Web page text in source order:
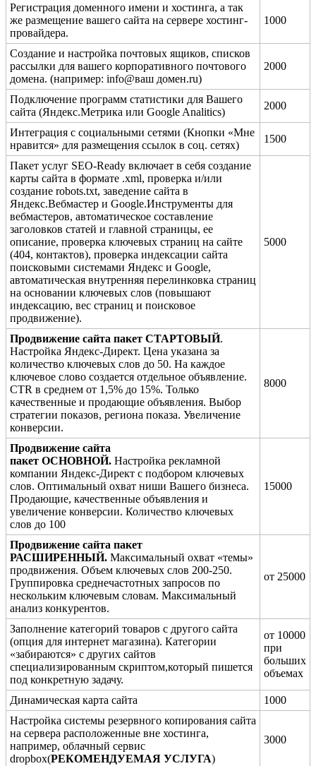
Регистрация доменного имени и хостинга, а так
же размещение вашего сайта на сервере хостинг-
провайдера.
1000
Создание и настройка почтовых ящиков, списков
рассылки для вашего корпоративного почтового
домена. (например: info@ваш домен.ru)
2000
Подключение программ статистики для Вашего
сайта (Яндекс.Метрика или Google Analitics)
2000
Интеграция с социальными сетями (Кнопки «Мне
нравится» для размещения ссылок в соц. сетях)
1500
Пакет услуг SEO-Ready включает в себя создание
карты сайта в формате .xml, проверка и/или
создание robots.txt, заведение сайта в
Яндекс.Вебмастер и Google.Инструменты для
вебмастеров, автоматическое составление
заголовков статей и главной страницы, ее
описание, проверка ключевых страниц на сайте
(404, контактов), проверка индексации сайта
поисковыми системами Яндекс и Google,
автоматическая внутренняя перелинковка страниц
на основании ключевых слов (повышают
индексацию, вес страниц и поисковое
продвижение).
5000
Продвижение сайта пакет СТАРТОВЫЙ.
Настройка Яндекс-Директ. Цена указана за
количество ключевых слов до 50. На каждое
ключевое слово создается отдельное объявление.
CTR в среднем от 1,5% до 15%. Только
качественные и продающие объявления. Выбор
стратегии показов, региона показа. Увеличение
конверсии.
8000
Продвижение сайта
пакет ОСНОВНОЙ. Настройка рекламной
компании Яндекс-Директ с подбором ключевых
слов. Оптимальный охват ниши Вашего бизнеса.
Продающие, качественные объявления и
увеличение конверсии. Количество ключевых
слов до 100
15000
Продвижение сайта пакет
РАСШИРЕННЫЙ. Максимальный охват «темы»
продвижения. Объем ключевых слов 200-250.
Группировка среднечастотных запросов по
нескольким ключевым словам. Максимальный
анализ конкурентов.
от 25000
Заполнение категорий товаров с другого сайта
(опция для интернет магазина). Категории
«забираются» с других сайтов
специализированным скриптом,который пишется
под конкретную задачу.
от 10000
при
больших
объемах
Динамическая карта сайта
1000
Настройка системы резервного копирования сайта
на сервера расположенные вне хостинга,
например, облачный сервис
dropbox(РЕКОМЕНДУЕМАЯ УСЛУГА)
3000